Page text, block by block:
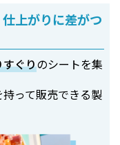
上がりに差がつ
すぐりのシートを集
って販売できる製